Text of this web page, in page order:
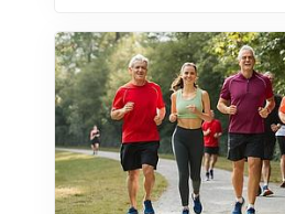
Strawberry här.